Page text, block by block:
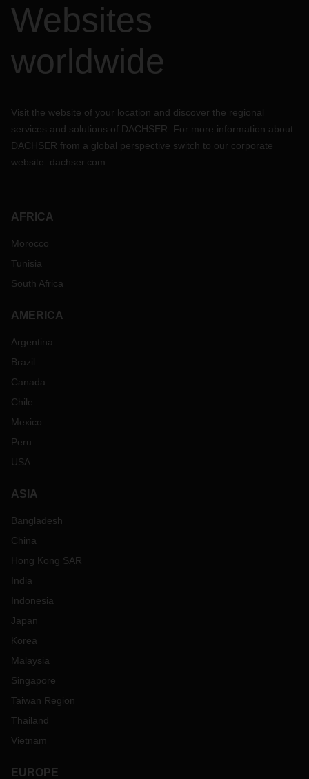
Websites
worldwide
Visit the website of your location and discover the regional
services and solutions of DACHSER. For more information about
DACHSER from a global perspective switch to our corporate
website: dachser.com
AFRICA
Morocco
Tunisia
South Africa
AMERICA
Argentina
Brazil
Canada
Chile
Mexico
Peru
USA
ASIA
Bangladesh
China
Hong Kong SAR
India
Indonesia
Japan
Korea
Malaysia
Singapore
Taiwan Region
Thailand
Vietnam
EUROPE